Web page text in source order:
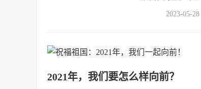
2023-05-28
2021年，我们要怎么样向前？